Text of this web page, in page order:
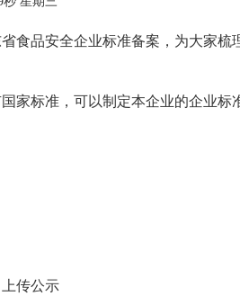
品安全企业标准备案，为大家梳
标准，可以制定本企业的企业标
传公示